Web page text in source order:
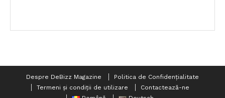
Despre DeBizz Magazine
Politica de Confidențialitate
Termeni și condiții de utilizare
Contactează-ne